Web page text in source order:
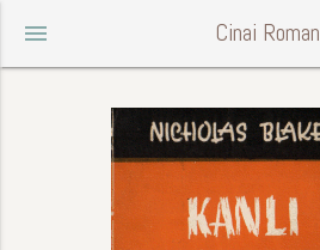
menu Cinai Roman